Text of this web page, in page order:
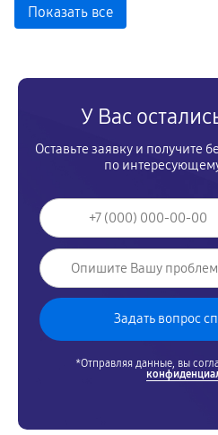
Показать все
У Вас
Оставьте заявку и получите
по
*Отправляя данные, вы